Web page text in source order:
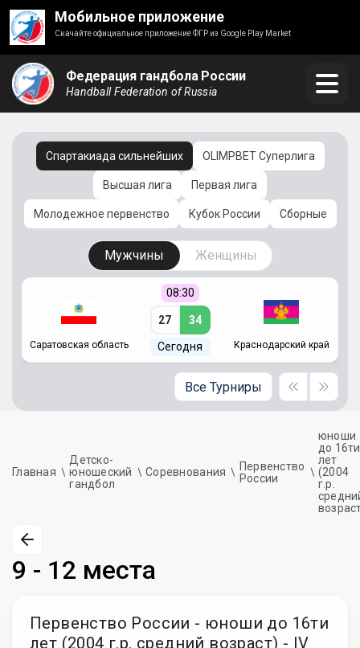
Мобильное приложение
Скачайте официальное приложение ФГР из Google Play Market
Федерация гандбола России
Handball Federation of Russia
Спартакиада сильнейших OLIMPBET Суперлига
Высшая лига Первая лига
Молодежное первенство Кубок России Сборные
Мужчины Женщины
Саратовская область
08:30
27 34
Сегодня Краснодарский край
Все Турниры
Главная
Детско-
юношеский
гандбол
Соревнования
Первенство
России
юноши
до 16ти
лет
(2004
г.р.
9 - 12 места
Первенство России - юноши до 16ти
лет (2004 г.р. средний возраст) - IV